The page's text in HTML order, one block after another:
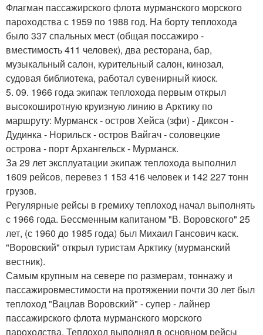
Флагман пассажирского флота мурманского морского
пароходства с 1959 по 1988 год. На борту теплохода
было 337 спальных мест (общая поссажиро -
вместимость 411 человек), два ресторана, бар,
музыкальный салон, курительный салон, кинозал,
судовая библиотека, работал сувенирный киоск.
5. 09. 1966 года экипаж теплохода первым открыл
высокоширотную круизную линию в Арктику по
маршруту: Мурманск - остров Хейса (зфи) - Диксон -
Дудинка - Норильск - остров Вайгач - соловецкие
острова - порт Архангельск - Мурманск.
За 29 лет эксплуатации экипаж теплохода выполнил
1609 рейсов, перевез 1 153 416 человек и 142 227 тонн
грузов.
Регулярные рейсы в гремиху теплоход начал выполнять
с 1966 года. Бессменным капитаном "В. Воровского" 25
лет, (с 1960 до 1985 года) был Михаил Гансович каск.
"Воровский" открыл туристам Арктику (мурманский
вестник).
Самым крупным на севере по размерам, тоннажу и
пассажировместимости на протяжении почти 30 лет был
теплоход "Вацлав Воровский" - супер - лайнер
пассажирского флота мурманского морского
пароходства. Теплоход выполнял в основном рейсы